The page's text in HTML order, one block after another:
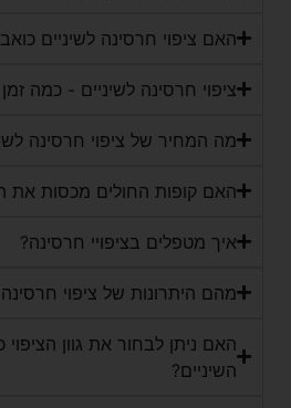
האם ציפוי חרסינה לשיניים
ציפוי חרסינה לשיניים - כמה
מה המחיר של ציפוי חרסינה
האם קופות החולים מכסות את
איך מטפלים בציפויי חרסינה?
מהם היתרונות של ציפוי
האם ניתן לבחור את גוון
השיניים?